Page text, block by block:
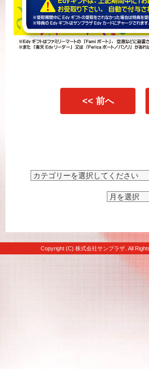
<< 前へ
Copyright (C) 株式会社サンプラザ. All